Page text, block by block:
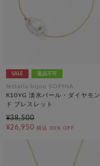
SALE 返品不可
festaria bijou SOPHIA
K10YG 淡水パール・ダイヤモン
ド ブレスレット
¥38,500
¥26,950 税込 30% OFF